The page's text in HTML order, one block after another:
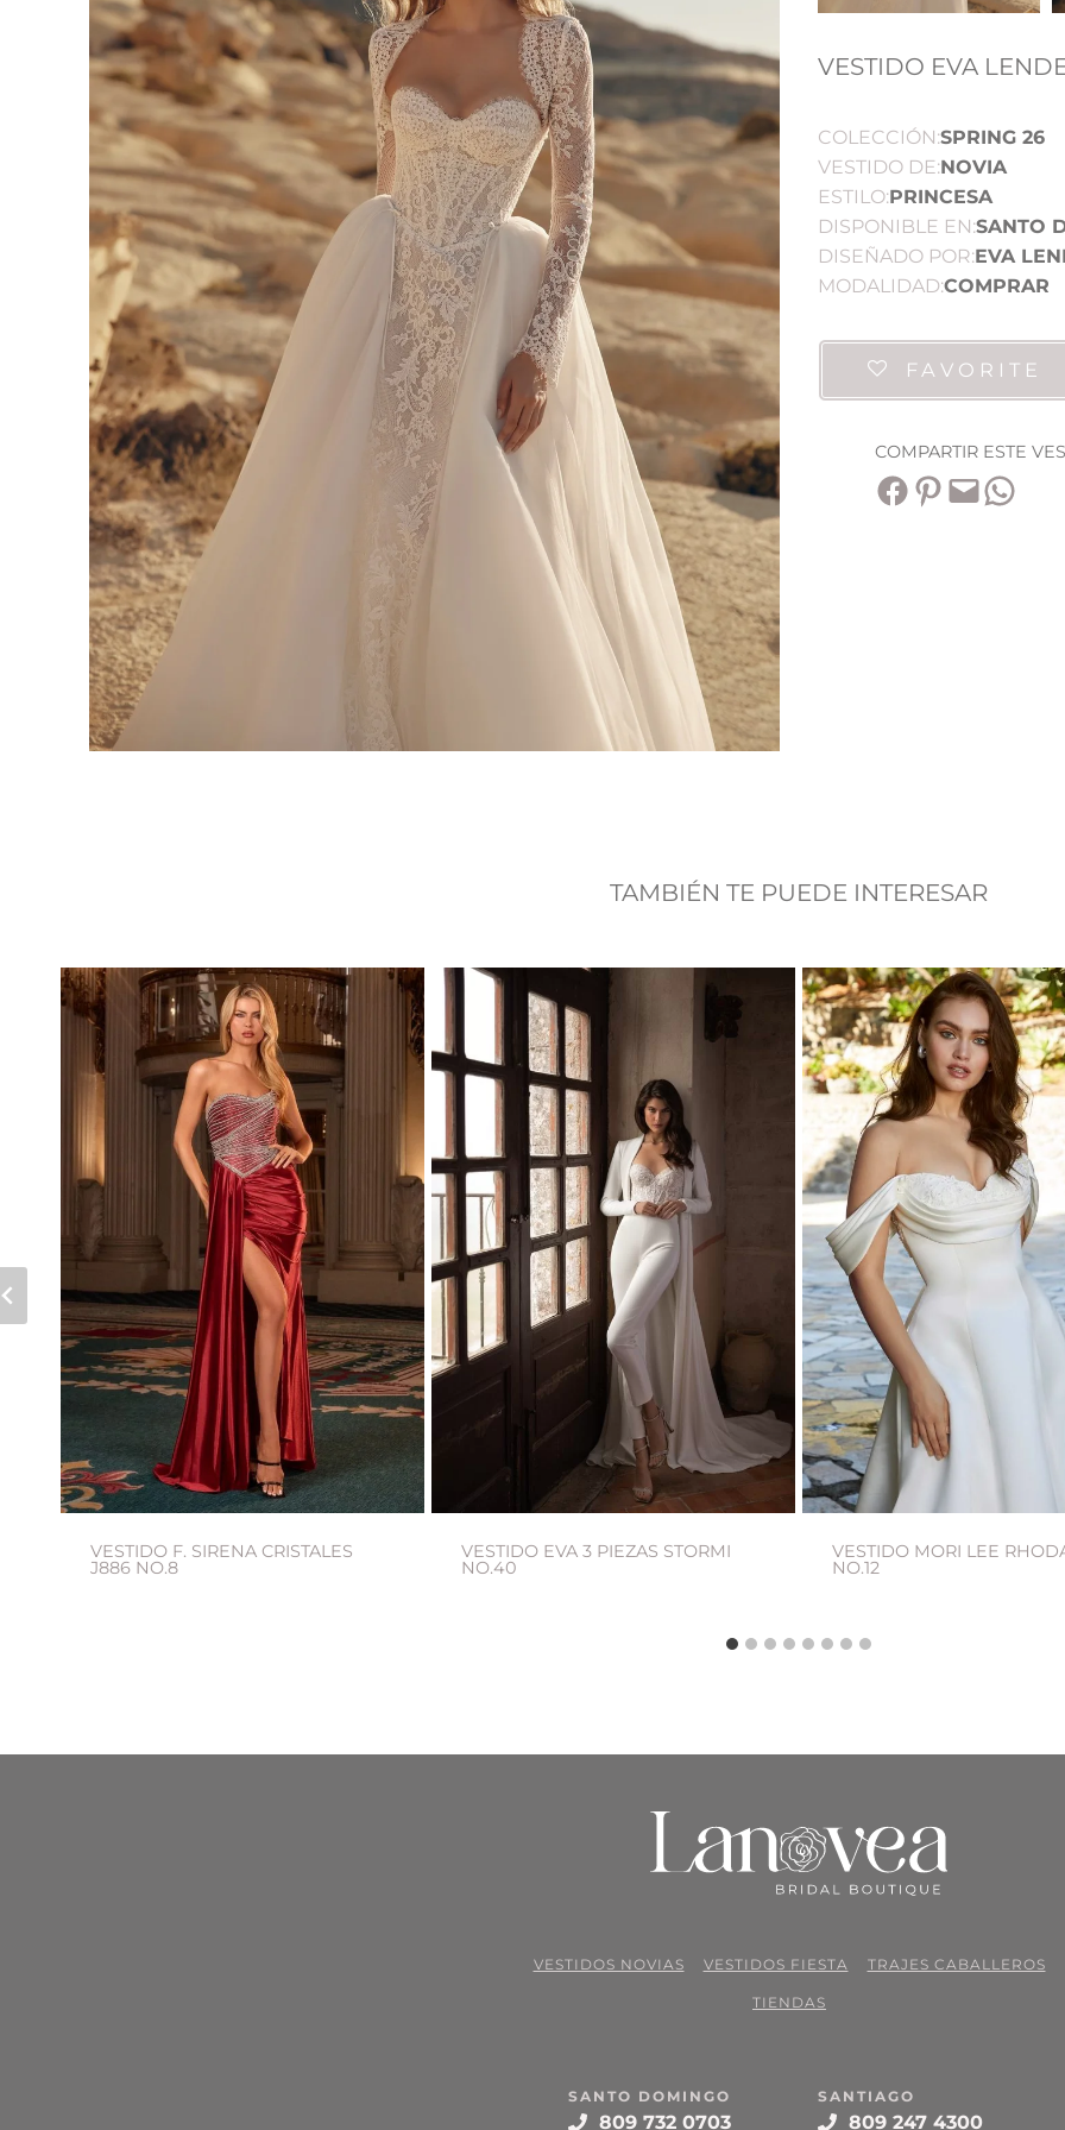
VESTIDO EVA
COLECCIÓN:SPRING 26
VESTIDO DE:NOVIA
ESTILO:PRINCESA
DISPONIBLE EN:SANTO
DISEÑADO POR:EVA
MODALIDAD:COMPRAR
FAVORITE
COMPARTIR ESTE
Compartir en Facebook Compartir en Pinterest Envía esta página por correo electrónico Compartir en WhatsApp
TAMBIÉN TE PUEDE INTERESAR
VESTIDO F. SIRENA CRISTALES
J886 NO.8
VESTIDO EVA 3 PIEZAS STORMI
NO.40
VESTIDO MORI LEE
NO.12
VESTIDOS NOVIAS VESTIDOS FIESTA TRAJES CABALLEROS
TIENDAS
SANTO DOMINGO
809 732 0703
SANTIAGO
809 247 4300